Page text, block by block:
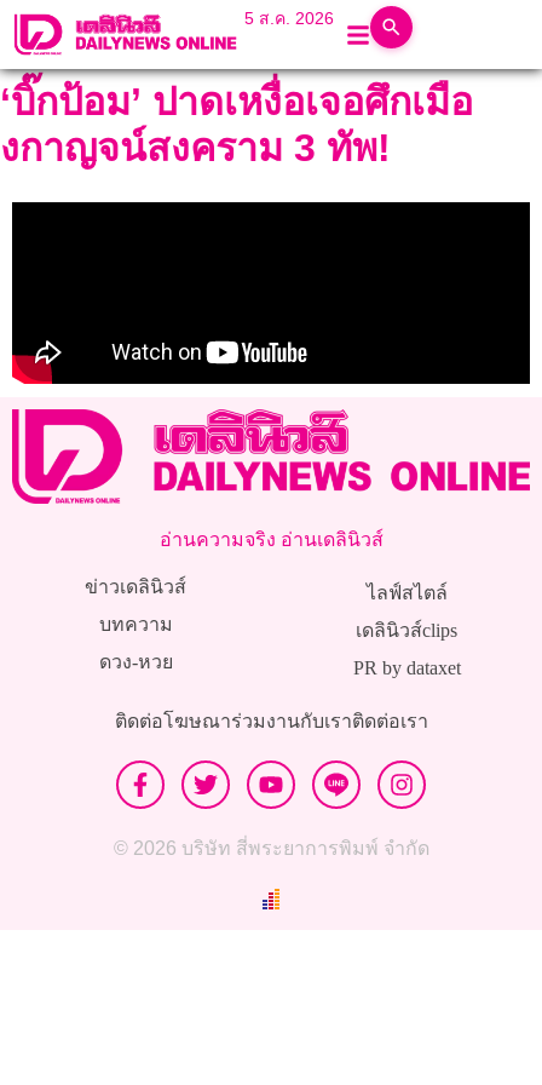
5 ส.ค. 2026
‘บิ๊กป้อม’ ปาดเหงื่อเจอศึกเมือ
งกาญจน์สงคราม 3 ทัพ!
อ่านความจริง อ่านเดลินิวส์
ข่าวเดลินิวส์
บทความ
ดวง-หวย
ไลฟ์สไตล์
เดลินิวส์clips
PR by dataxet
ติดต่อโฆษณาร่วมงานกับเราติดต่อเรา
© 2026 บริษัท สี่พระยาการพิมพ์ จำกัด